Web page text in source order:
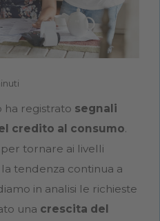
ha registrato segnali
credito al consumo.
tornare ai livelli
tendenza continua a
in analisi le richieste
una crescita del